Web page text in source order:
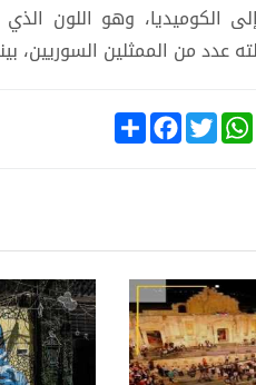
الكوميديا، وهو اللون
عدد من الممثلين السوريين،
S
h
F
a
k
T
w
W
h
p
تلفزيون
01 اغسطس, 2026
حسين معاً